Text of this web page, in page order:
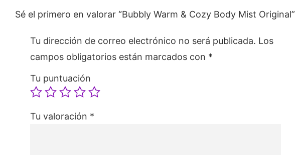
Sé el primero en valorar “Bubbly Warm & Cozy Body Mist Original”
Tu dirección de correo electrónico no será publicada. Los
campos obligatorios están marcados con *
Tu puntuación
Tu valoración *